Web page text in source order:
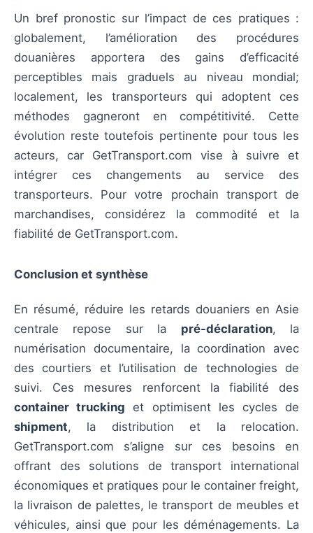
Un bref pronostic sur l’impact de ces pratiques :
globalement, l’amélioration des procédures
douanières apportera des gains d’efficacité
perceptibles mais graduels au niveau mondial;
localement, les transporteurs qui adoptent ces
méthodes gagneront en compétitivité. Cette
évolution reste toutefois pertinente pour tous les
acteurs, car GetTransport.com vise à suivre et
intégrer ces changements au service des
transporteurs. Pour votre prochain transport de
marchandises, considérez la commodité et la
fiabilité de GetTransport.com.
Conclusion et synthèse
En résumé, réduire les retards douaniers en Asie
centrale repose sur la pré-déclaration, la
numérisation documentaire, la coordination avec
des courtiers et l’utilisation de technologies de
suivi. Ces mesures renforcent la fiabilité des
container trucking et optimisent les cycles de
shipment, la distribution et la relocation.
GetTransport.com s’aligne sur ces besoins en
offrant des solutions de transport international
économiques et pratiques pour le container freight,
la livraison de palettes, le transport de meubles et
véhicules, ainsi que pour les déménagements. La